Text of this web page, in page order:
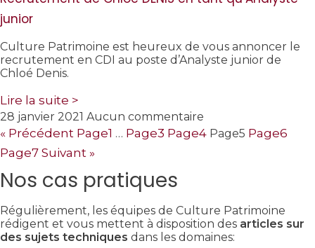
junior
Culture Patrimoine est heureux de vous annoncer le
recrutement en CDI au poste d’Analyste junior de
Chloé Denis.
Lire la suite >
28 janvier 2021 Aucun commentaire
« Précédent Page1 … Page3 Page4 Page5 Page6
Page7 Suivant »
Nos cas pratiques
Régulièrement, les équipes de Culture Patrimoine
rédigent et vous mettent à disposition des articles sur
des sujets techniques dans les domaines: